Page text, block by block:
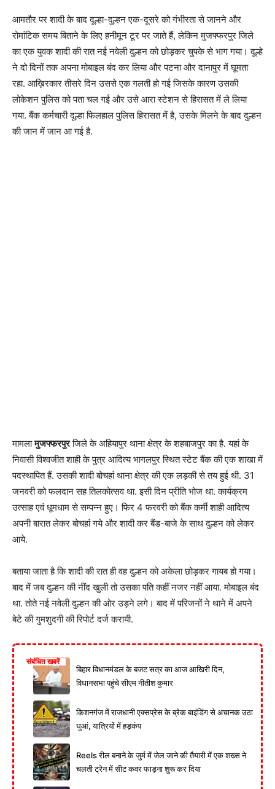
आमतौर पर शादी के बाद दूल्हा-दुल्हन एक-दूसरे को गंभीरता से जानने और
रोमांटिक समय बिताने के लिए हनीमून टूर पर जाते हैं, लेकिन मुजफ्फरपुर जिले
का एक युवक शादी की रात नई नवेली दुल्हन को छोड़कर चुपके से भाग गया। दूल्हे
ने दो दिनों तक अपना मोबाइल बंद कर लिया और पटना और दानापुर में घूमता
रहा. आख़िरकार तीसरे दिन उससे एक गलती हो गई जिसके कारण उसकी
लोकेशन पुलिस को पता चल गई और उसे आरा स्टेशन से हिरासत में ले लिया
गया. बैंक कर्मचारी दूल्हा फिलहाल पुलिस हिरासत में है, उसके मिलने के बाद दुल्हन
की जान में जान आ गई है.
मामलामुजफ्फरपुरजिले के अहियापुर थाना क्षेत्र के शहबाजपुर का है. यहां के
निवासी विश्वजीत शाही के पुत्र आदित्य भागलपुर स्थित स्टेट बैंक की एक शाखा में
पदस्थापित हैं. उसकी शादी बोचहां थाना क्षेत्र की एक लड़की से तय हुई थी. 31
जनवरी को फलदान सह तिलकोत्सव था. इसी दिन प्रीति भोज था. कार्यक्रम
उत्साह एवं धूमधाम से सम्पन्न हुए। फिर 4 फरवरी को बैंक कर्मी शाही आदित्य
अपनी बारात लेकर बोचहां गये और शादी कर बैंड-बाजे के साथ दुल्हन को लेकर
आये.
बताया जाता है कि शादी की रात ही वह दुल्हन को अकेला छोड़कर गायब हो गया।
बाद में जब दुल्हन की नींद खुली तो उसका पति कहीं नजर नहीं आया. मोबाइल बंद
था. तोते नई नवेली दुल्हन की ओर उड़ने लगे। बाद में परिजनों ने थाने में अपने
बेटे की गुमशुदगी की रिपोर्ट दर्ज करायी.
संबंधित खबरें
बिहार विधानमंडल के बजट सत्र का आज आखिरी दिन,
विधानसभा पहुंचे सीएम नीतीश कुमार
किशनगंज में राजधानी एक्सप्रेस के ब्रेक बाइंडिंग से अचानक उठा
धुआं, यात्रियों में हड़कंप
Reels रील बनाने के जुर्म में जेल जाने की तैयारी में एक शख्स ने
चलती ट्रेन में सीट कवर फाड़ना शुरू कर दिया